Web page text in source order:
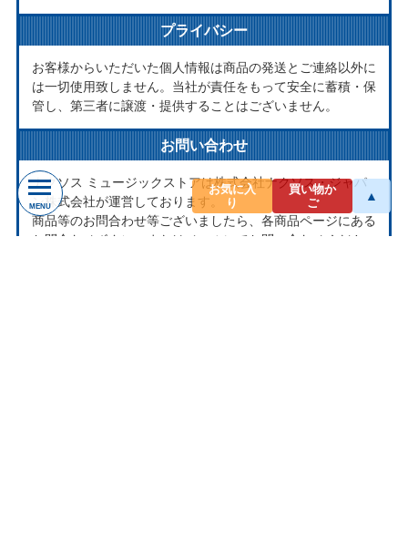
プライバシー
お客様からいただいた個人情報は商品の発送とご連絡以外に
は一切使用致しません。当社が責任をもって安全に蓄積・保
管し、第三者に譲渡・提供することはございません。
お問い合わせ
ナクソス ミュージックストアは株式会社ナクソス・ジャパ
ン株式会社が運営しております。
商品等のお問合わせ等ございましたら、各商品ページにある
お問合わせボタン、またはメールにてお問い合わせくださ
MENU
お気に入
り
買い物か
ご
▲